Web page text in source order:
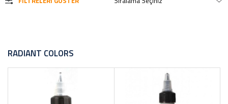
RADIANT COLORS